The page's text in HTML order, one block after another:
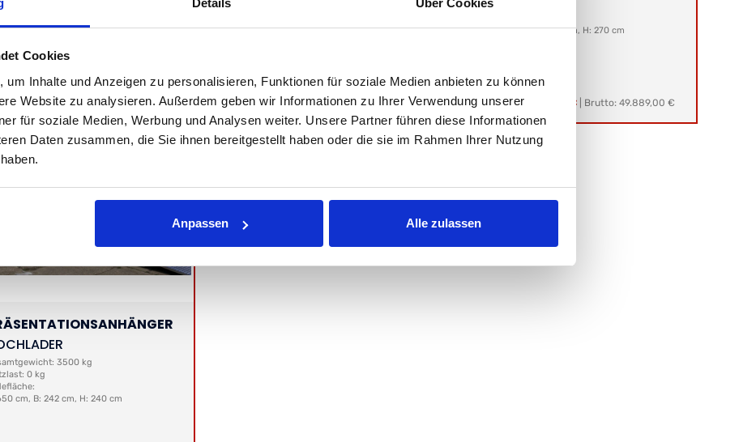
Details Über Cookies
Cookies
um Inhalte und Anzeigen zu personalisieren, Funktionen für soziale Medien anbieten zu können
Website zu analysieren. Außerdem geben wir Informationen zu Ihrer Verwendung unserer
für soziale Medien, Werbung und Analysen weiter. Unsere Partner führen diese Informationen
Daten zusammen, die Sie ihnen bereitgestellt haben oder die sie im Rahmen Ihrer Nutzung
Anpassen Alle zulassen
0 kg
cm, B: 220 cm, H: 230 cm
22.982,35 €| Brutto: 27.349,00 €
L: 350 cm, B: 200 cm, H: 230 cm
Netto:31.402,52 €|Brutto: 37.369,00 €
Nutzlast: 1860 kg
L: 660 cm, B: 230 cm, H: 270 cm
Netto:41.923,53 €| Brutto: 49.889,00 €
3500 kg
0 kg
cm, B: 242 cm, H: 240 cm